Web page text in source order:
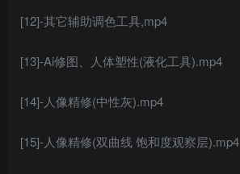
[12]-其它辅助调色工具,mp4
[13]-Ai修图 、人体塑性(液化工具).mp4
[14]- 人像精修(中性灰).mp4
[15]- 人像精修(双曲线 饱和度观察层).mp4